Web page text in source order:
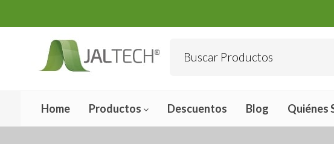
Home Productos Descuentos Blog Quiénes